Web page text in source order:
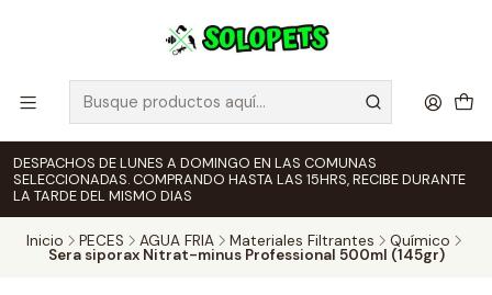
DESPACHOS DE LUNES A DOMINGO EN LAS COMUNAS
SELECCIONADAS. COMPRANDO HASTA LAS 15HRS, RECIBE DURANTE
LA TARDE DEL MISMO DIAS
Inicio PECES AGUA FRIA Materiales Filtrantes Químico
Sera siporax Nitrat-minus Professional 500ml (145gr)